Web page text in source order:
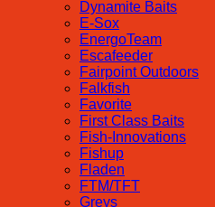
Dynamite Baits
E-Sox
EnergoTeam
Escafeeder
Fairpoint Outdoors
Falkfish
Favorite
First Class Baits
Fish-Innovations
Fishup
Fladen
FTM/TFT
Greys